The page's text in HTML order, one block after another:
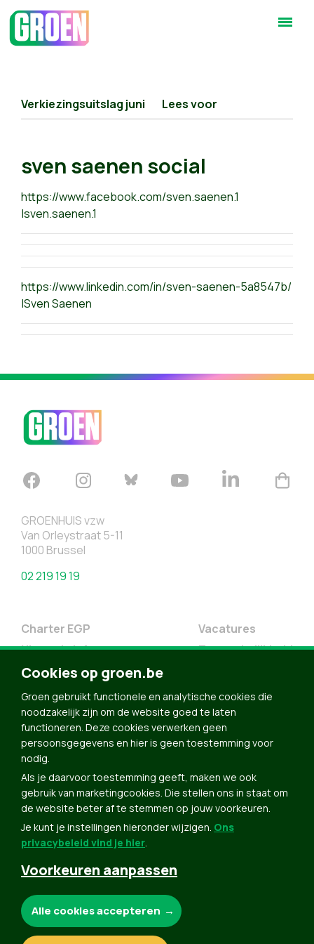
Verkiezingsuitslag juni Lees voor
sven saenen social
https://www.facebook.com/sven.saenen.1
|sven.saenen.1
https://www.linkedin.com/in/sven-saenen-5a8547b/
|Sven Saenen
GROENHUIS vzw
Van Orleystraat 5-11
1000 Brussel
02 219 19 19
Charter EGP
Nieuwsbrief
Doe Mee
Contact
Groen in je buurt
Meldpunt
Vacatures
Toegankelijkheid
Word lid
Agenda
Bekijk kalender
Verleng je lidmaatschap
Programma oktober 2024
Programma juni 2024
Downloads
Webshop
Cookies op groen.be
Groen gebruikt functionele en analytische cookies die
noodzakelijk zijn om de website goed te laten
functioneren. Deze cookies verwerken geen
persoonsgegevens en hier is geen toestemming voor
nodig.
Als je daarvoor toestemming geeft, maken we ook
gebruik van marketingcookies. Die stellen ons in staat om
de website beter af te stemmen op jouw voorkeuren.
Je kunt je instellingen hieronder wijzigen. Ons
privacybeleid vind je hier.
Voorkeuren aanpassen
Alle cookies accepteren